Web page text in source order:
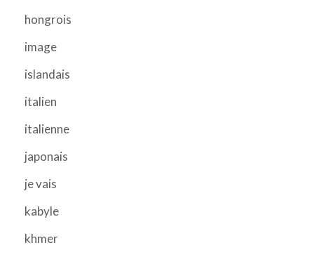
hongrois
image
islandais
italien
italienne
japonais
je vais
kabyle
khmer